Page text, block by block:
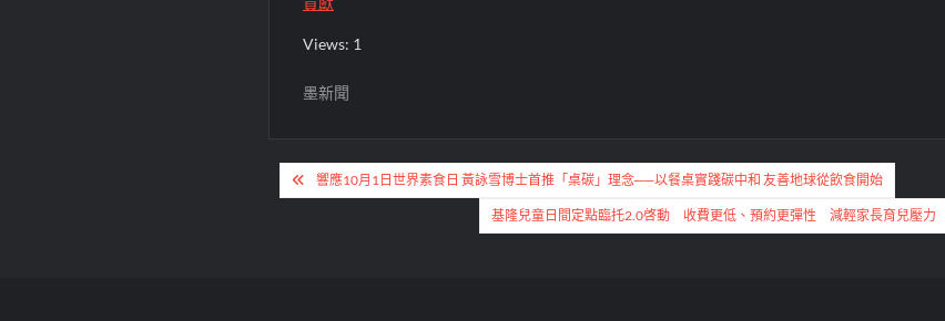
Views: 1
墨新聞
文
章
響應10月1日世界素食日 黃詠雪博士首推「桌碳」理念──以餐桌實踐碳中和 友善地球從飲食開始
基隆兒童日間定點臨托2.0啓動 收費更低、預約更彈性 減輕家長育兒壓力